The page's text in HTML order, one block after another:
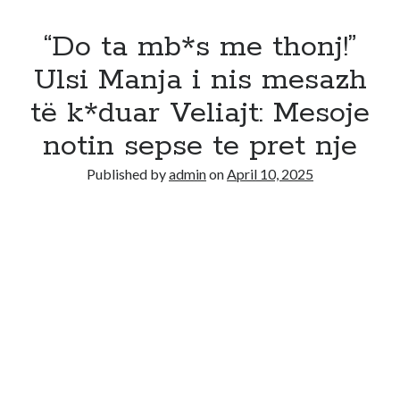
“Do ta mb*s me thonj!”
Ulsi Manja i nis mesazh
të k*duar Veliajt: Mesoje
notin sepse te pret nje
Published byadminonApril 10, 2025